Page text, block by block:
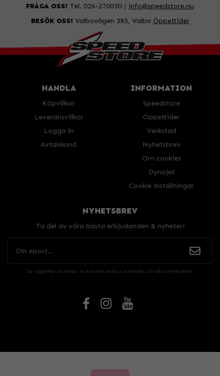
FRÅGA OSS! Tel. 026-270030 / info@speedstore.nu
BESÖK OSS! Valbovägen 385, Valbo Öppettider
HANDLA
Köpvillkor
Leveransvillkor
Logga in
Avtalskund
INFORMATION
Speedstore
Öppettider
Verkstad
Nyhetsbrev
Om cookies
Dynojet
Cookie inställningar
NYHETSBREV
Ta del av våra bästa erbjudanden & nyheter!
De uppgifter du matar in kommer endast användas till våra nyhetsbrev.